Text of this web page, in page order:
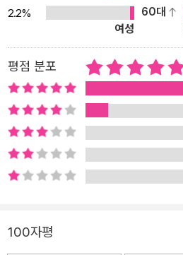
2.2%
60대
여성
평점 분포
100자평